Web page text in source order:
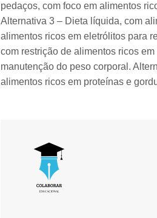
pedaços, com foco em alimentos
Alternativa 3 – Dieta líquida, com
alimentos ricos em eletrólitos para
com restrição de alimentos ricos
manutenção do peso corporal.
alimentos ricos em proteínas e